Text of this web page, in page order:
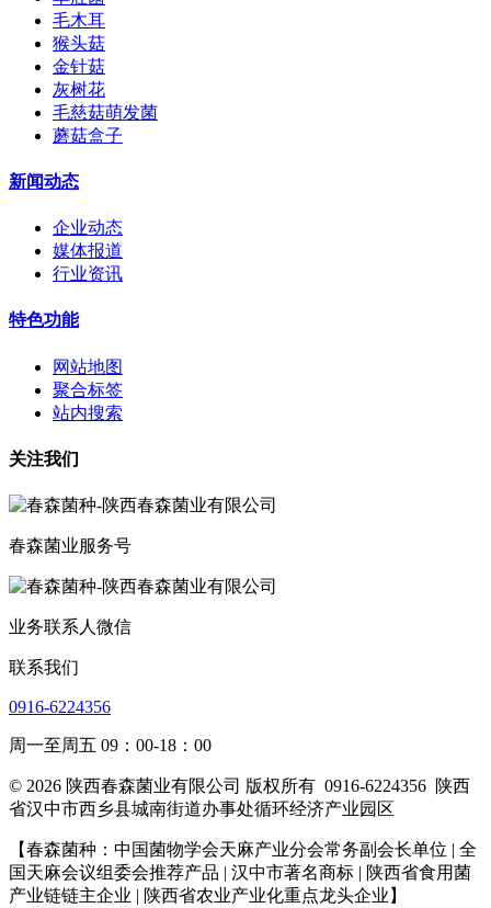
毛木耳
猴头菇
金针菇
灰树花
毛慈菇萌发菌
蘑菇盒子
新闻动态
企业动态
媒体报道
行业资讯
特色功能
网站地图
聚合标签
站内搜索
关注我们
春森菌业服务号
业务联系人微信
联系我们
0916-6224356
周一至周五 09：00-18：00
© 2026 陕西春森菌业有限公司 版权所有 0916-6224356 陕西
省汉中市西乡县城南街道办事处循环经济产业园区
【春森菌种：中国菌物学会天麻产业分会常务副会长单位 | 全
国天麻会议组委会推荐产品 | 汉中市著名商标 | 陕西省食用菌
产业链链主企业 | 陕西省农业产业化重点龙头企业 】